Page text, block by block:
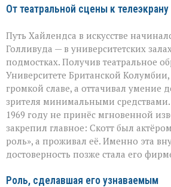
От театральной сцены к телеэкрану
Путь Хайлендса в искусстве
Голливуда — в университетских
подмостках. Получив театральное
Университете Британской
громкой славе, а оттачивал умение
зрителя минимальными
1969 году не принёс мгновенной
закрепил главное: Скотт был
роль», а проживал её. Именно эта
достоверность позже стала его
Роль, сделавшая его узнаваемым